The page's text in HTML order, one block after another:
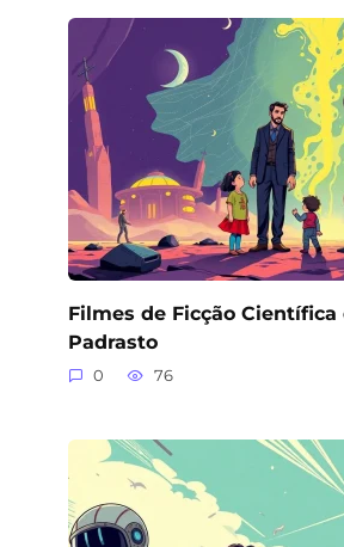
Filmes de Ficção Científica
Padrasto
0 76